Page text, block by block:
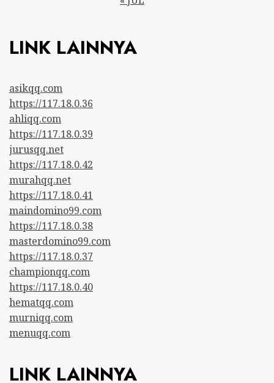
LINK LAINNYA
asikqq.com
https://117.18.0.36
ahliqq.com
https://117.18.0.39
jurusqq.net
https://117.18.0.42
murahqq.net
https://117.18.0.41
maindomino99.com
https://117.18.0.38
masterdomino99.com
https://117.18.0.37
championqq.com
https://117.18.0.40
hematqq.com
murniqq.com
menuqq.com
LINK LAINNYA